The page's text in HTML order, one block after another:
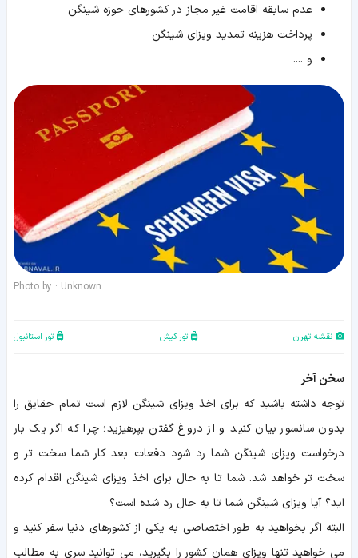
عدم سابقه اقامت غیر مجاز در کشورهای حوزه شینگن
پرداخت هزینه تمدید ویزای شینگن
و ....
Photo by : Unknown
نقشه تهران تور کیش تور استانبول
سخن آخر
توجه داشته باشید که برای اخذ ویزای شینگن لازم است تمام حقایق را
بدون سانسور بیان کنید و از دروغ گفتن بپرهیزید؛ چرا که اگر یک بار
درخواست ویزای شینگن شما رد شود دفعات بعد کار شما سخت تر و
سخت تر خواهد شد. شما تا به حال برای اخذ ویزای شینگن اقدام کرده
اید؟ آیا ویزای شینگن شما تا به حال رد شده است؟
البته اگر بخواهید به طور اختصاصی به یکی از کشورهای دنیا سفر کنید و
می خواهید تنها ویزای همان کشور را بگیرید، می توانید سری به مطالب